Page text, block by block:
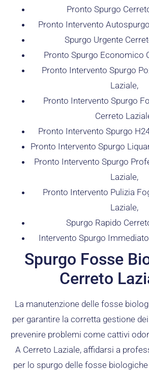
Pronto Spurgo
Pronto Intervento
Spurgo Urgente
Pronto Spurgo Economico
Pronto Intervento Spurgo
Laziale,
Pronto Intervento Spurgo
Cerreto
Pronto Intervento Spurgo
Pronto Intervento Spurgo
Pronto Intervento Spurgo
Laziale,
Pronto Intervento Pulizia
Laziale,
Spurgo Rapido
Intervento Spurgo
Spurgo Fosse
Cerreto
La manutenzione delle fosse
per garantire la corretta gestione
prevenire problemi come cattivi
A Cerreto Laziale, affidarsi a
per lo spurgo delle fosse